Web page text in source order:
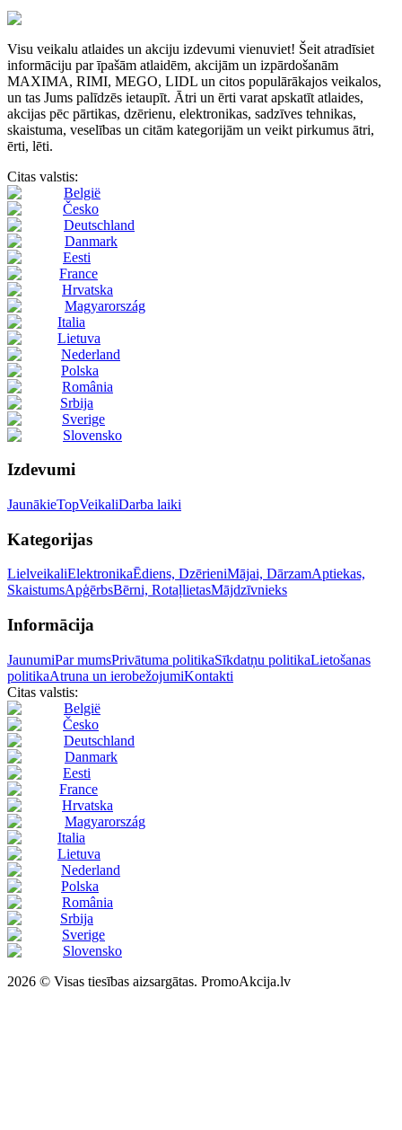
Visu veikalu atlaides un akciju izdevumi vienuviet! Šeit atradīsiet
informāciju par īpašām atlaidēm, akcijām un izpārdošanām
MAXIMA, RIMI, MEGO, LIDL un citos populārākajos veikalos,
un tas Jums palīdzēs ietaupīt. Ātri un ērti varat apskatīt atlaides,
akcijas pēc pārtikas, dzērienu, elektronikas, sadzīves tehnikas,
skaistuma, veselības un citām kategorijām un veikt pirkumus ātri,
ērti, lēti.
Citas valstis:
België
Česko
Deutschland
Danmark
Eesti
France
Hrvatska
Magyarország
Italia
Lietuva
Nederland
Polska
România
Srbija
Sverige
Slovensko
Izdevumi
JaunākieTopVeikaliDarba laiki
Kategorijas
LielveikaliElektronikaĒdiens, DzērieniMājai, DārzamAptiekas,
SkaistumsApģērbsBērni, RotaļlietasMājdzīvnieks
Informācija
JaunumiPar mumsPrivātuma politikaSīkdatņu politikaLietošanas
politikaAtruna un ierobežojumiKontakti
Citas valstis:
België
Česko
Deutschland
Danmark
Eesti
France
Hrvatska
Magyarország
Italia
Lietuva
Nederland
Polska
România
Srbija
Sverige
Slovensko
2026 © Visas tiesības aizsargātas. PromoAkcija.lv